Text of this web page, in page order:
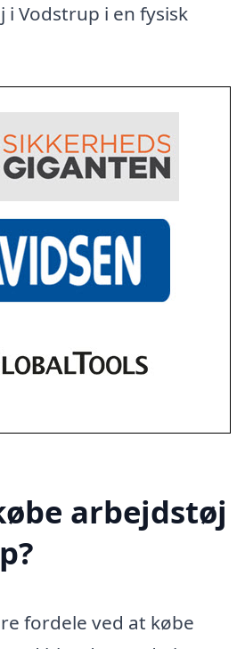
Vodstrup i en fysisk
arbejdstøj
fordele ved at købe